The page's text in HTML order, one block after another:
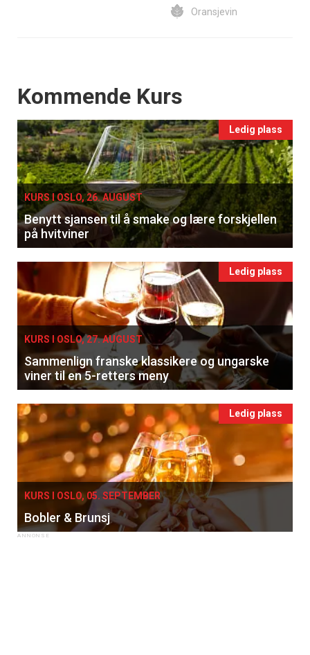
Oransjevin
Events
Kommende Kurs
Ledig plass
KURS I OSLO, 26. AUGUST
Benytt sjansen til å smake og lære forskjellen
på hvitviner
Ledig plass
KURS I OSLO, 27. AUGUST
Sammenlign franske klassikere og ungarske
viner til en 5-retters meny
Ledig plass
KURS I OSLO, 05. SEPTEMBER
Bobler & Brunsj